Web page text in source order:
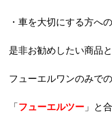
・車を大切にする方への
是非お勧めしたい商品
フューエルワンのみで
「フューエルツー 」と